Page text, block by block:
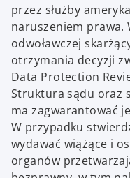
przez służby
naruszeniem prawa.
odwoławczej
otrzymania decyzji
Data Protection
Struktura sądu oraz
ma zagwarantować
W przypadku
wydawać wiążące i
organów